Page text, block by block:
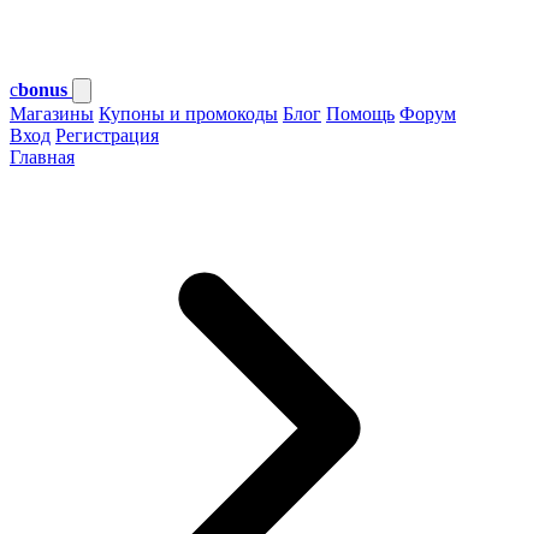
cbonus
Магазины Купоны и промокоды Блог Помощь Форум
Вход Регистрация
Главная